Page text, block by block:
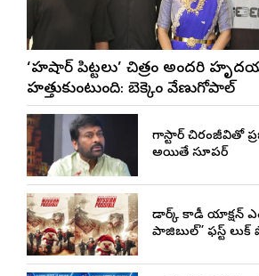
‘హుషార్‌ పిట్టలు’ చిత్రం అందరి
హత్తుకుంటుంది: బెక్కెం వేణుగోపాల్‌
మెగాస్టార్ చిరంజీవితో
అయితే సూపర్
డార్క్ కామెడీ యాక్షన్
పాజిబుల్” ఫస్ట్ లుక్